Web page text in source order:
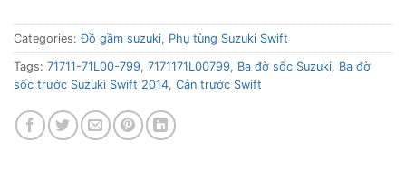
Categories:Đồ gầm suzuki, Phụ tùng Suzuki Swift
Tags: 71711-71L00-799, 7171171L00799, Ba đờ sốc Suzuki, Ba đờ
sốc trước Suzuki Swift 2014, Cản trước Swift